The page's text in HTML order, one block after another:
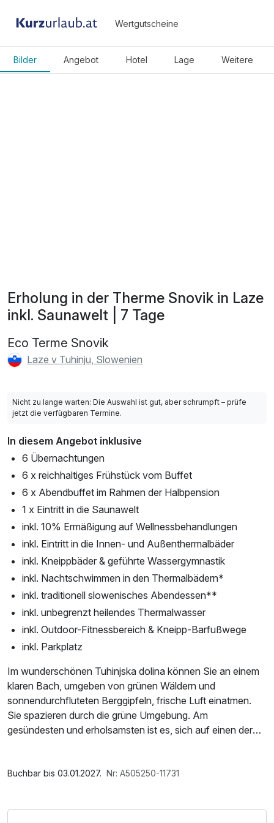
Wertgutscheine
Bilder Angebot Hotel Lage Weitere
Erholung in der Therme Snovik in Laze
inkl. Saunawelt | 7 Tage
Eco Terme Snovik
Laze v Tuhinju, Slowenien
Nicht zu lange warten: Die Auswahl ist gut, aber schrumpft – prüfe
jetzt die verfügbaren Termine.
In diesem Angebot inklusive
6 Übernachtungen
6 x reichhaltiges Frühstück vom Buffet
6 x Abendbuffet im Rahmen der Halbpension
1 x Eintritt in die Saunawelt
inkl. 10% Ermäßigung auf Wellnessbehandlungen
inkl. Eintritt in die Innen- und Außenthermalbäder
inkl. Kneippbäder & geführte Wassergymnastik
inkl. Nachtschwimmen in den Thermalbädern*
inkl. traditionell slowenisches Abendessen**
inkl. unbegrenzt heilendes Thermalwasser
inkl. Outdoor-Fitnessbereich & Kneipp-Barfußwege
inkl. Parkplatz
Im wunderschönen Tuhinjska dolina können Sie an einem
klaren Bach, umgeben von grünen Wäldern und
sonnendurchfluteten Berggipfeln, frische Luft einatmen.
Sie spazieren durch die grüne Umgebung. Am
gesündesten und erholsamsten ist es, sich auf einen der
festhalten.
Parkplatz
Buchbar bis 03.01.2027. Nr: A505250-11731